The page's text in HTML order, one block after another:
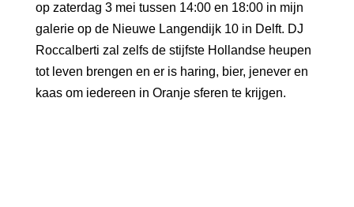
op zaterdag 3 mei tussen 14:00 en 18:00 in mijn
galerie op de Nieuwe Langendijk 10 in Delft. DJ
Roccalberti zal zelfs de stijfste Hollandse heupen
tot leven brengen en er is haring, bier, jenever en
kaas om iedereen in Oranje sferen te krijgen.